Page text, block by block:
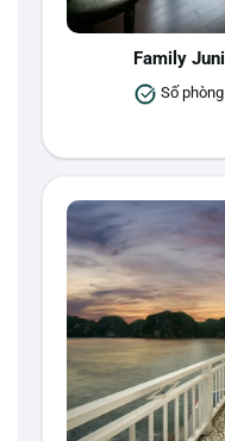
Family
Số